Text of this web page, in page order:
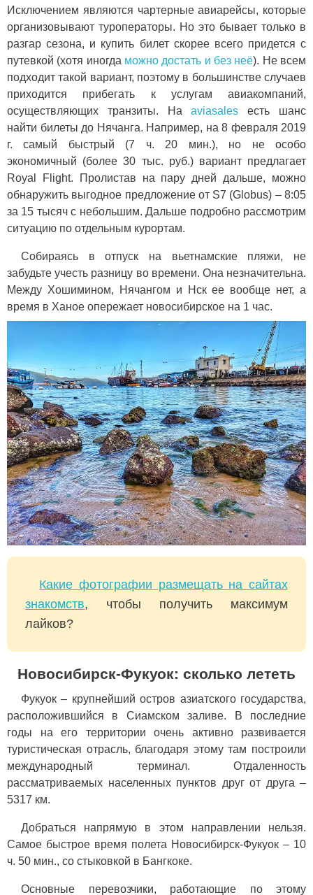
Исключением являются чартерные авиарейсы, которые
организовывают туроператоры. Но это бывает только в
разгар сезона, и купить билет скорее всего придется с
путевкой (хотя иногда можно достать и без неё). Не всем
подходит такой вариант, поэтому в большинстве случаев
приходится прибегать к услугам авиакомпаний,
осуществляющих транзиты. Наaviasales есть шанс
найти билеты до Нячанга. Например, на 8 февраля 2019
г. самый быстрый (7 ч. 20 мин.), но не особо
экономичный (более 30 тыс. руб.) вариант предлагает
Royal Flight. Пролистав на пару дней дальше, можно
обнаружить выгодное предложение от S7 (Globus) – 8:05
за 15 тысяч с небольшим. Дальше подробно рассмотрим
ситуацию по отдельным курортам.
Собираясь в отпуск на вьетнамские пляжи, не
забудьте учесть разницу во времени. Она незначительна.
Между Хошимином, Нячангом и Нск ее вообще нет, а
время в Ханое опережает новосибирское на 1 час.
Какие фотографии размещать на сайтах
знакомств, чтобы получить максимум
лайков?
Новосибирск-Фукуок: сколько лететь
Фукуок – крупнейший остров азиатского государства,
расположившийся в Сиамском заливе. В последние
годы на его территории очень активно развивается
туристическая отрасль, благодаря этому там построили
международный терминал. Отдаленность
рассматриваемых населенных пунктов друг от друга –
5317 км.
Добраться напрямую в этом направлении нельзя.
Самое быстрое время полета Новосибирск-Фукуок – 10
ч. 50 мин., со стыковкой в Бангкоке.
Основные перевозчики, работающие по этому